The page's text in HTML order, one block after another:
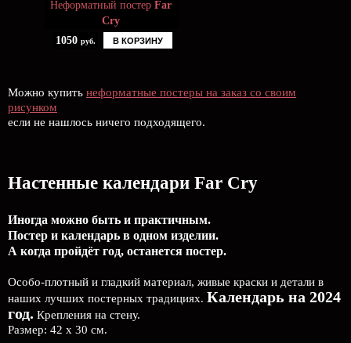
Неформатный постер Far
Cry
1050 руб. В КОРЗИНУ
Можно купить неформатные постеры на заказ со своим
рисунком
если не нашлось ничего подходящего.
Настенные календари Far Cry
Иногда можно быть и практичным.
Постер и календарь в одном изделии.
А когда пройдёт год, останется постер.
Особо-плотный и гладкий материал, живые краски и детали в
наших лучших постерных традициях. Календарь на 2024
год. Крепления на стену.
Размер: 42 х 30 см.